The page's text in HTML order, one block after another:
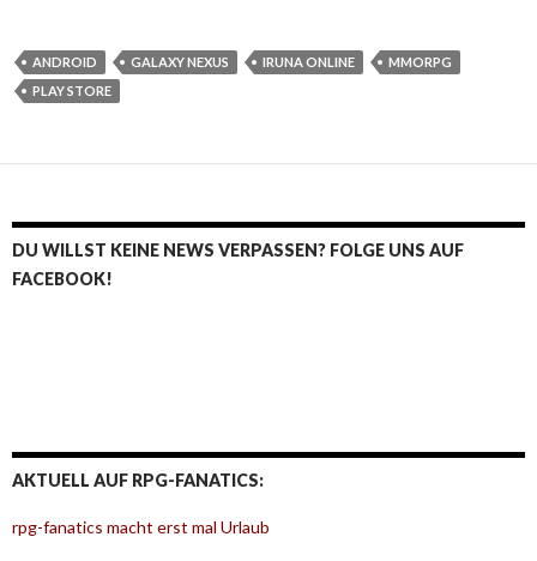
ANDROID GALAXY NEXUS IRUNA ONLINE
MMORPG
PLAY STORE
DU WILLST KEINE NEWS VERPASSEN? FOLGE UNS AUF
FACEBOOK!
AKTUELL AUF RPG-FANATICS:
rpg-fanatics macht erst mal Urlaub